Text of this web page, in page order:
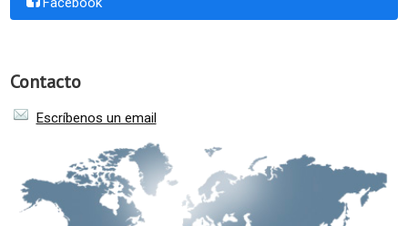
Contacto
Escríbenos un email